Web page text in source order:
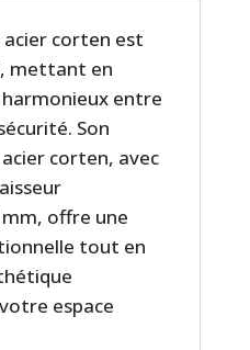
acier corten est
mettant en
entre
Son
corten, avec
offre une
tout en
espace